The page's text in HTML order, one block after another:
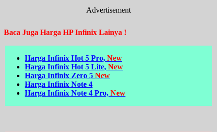
Advertisement
Baca Juga Harga HP Infinix Lainya !
Harga Infinix Hot 5 Pro, New
Harga Infinix Hot 5 Lite, New
Harga Infinix Zero 5 New
Harga Infinix Note 4
Harga Infinix Note 4 Pro, New